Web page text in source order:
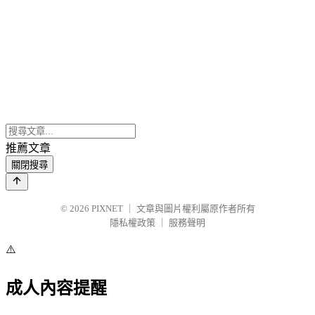
推薦文章
關閉搜尋
© 2026 PIXNET
文章與圖片權利屬原作者所有
隱私權政策
服務聲明
⚠️
成人內容提醒